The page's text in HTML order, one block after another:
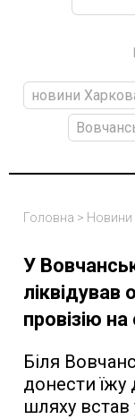
новини
Головна > Новини
У
ліквідував
провізію на
Біля
донести їжу
шляху встав